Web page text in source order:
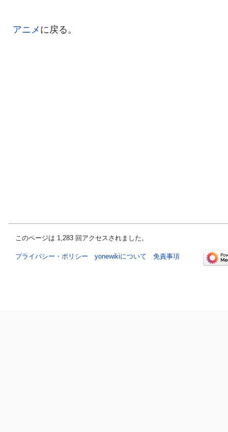
アニメに戻る。
このページは 1,283 回アクセスされました。
プライバシー・ポリシー yonewikiについて 免責事項